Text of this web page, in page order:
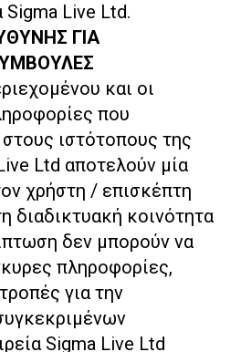
Sigma Live Ltd.
ΓΙΑ
και οι
που
ιστότοπους της
Ltd αποτελούν μία
χρήστη / επισκέπτη
διαδικτυακή κοινότητα
δεν μπορούν να
πληροφορίες,
για την
Sigma Live Ltd